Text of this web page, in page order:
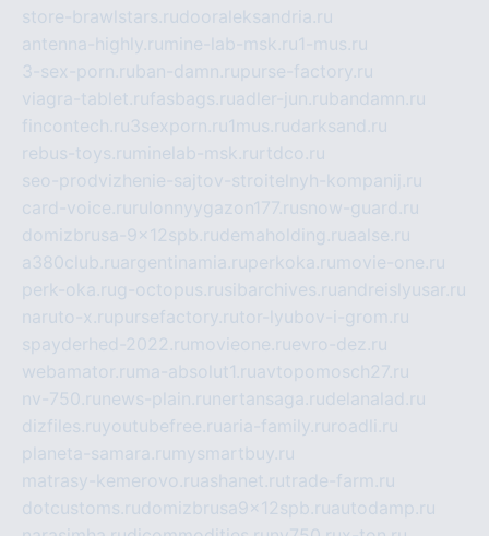
store-brawlstars.rudooraleksandria.ru
antenna-highly.ru mine-lab-msk.ru1-mus.ru
3-sex-porn.ruban-damn.rupurse-factory.ru
viagra-tablet.rufasbags.ruadler-jun.rubandamn.ru
fincontech.ru3sexporn.ru1mus.rudarksand.ru
rebus-toys.ru minelab-msk.ru rtdco.ru
seo-prodvizhenie-sajtov-stroitelnyh-kompanij.ru
card-voice.ru rulonnyygazon177.rusnow-guard.ru
domizbrusa-9x12spb.rudemaholding.ruaalse.ru
a380club.ruargentinamia.ruperkoka.ru movie-one.ru
perk-oka.rug-octopus.rusibarchives.ruandreislyusar.ru
naruto-x.rupursefactory.rutor-lyubov-i-grom.ru
spayderhed-2022.ru movieone.ruevro-dez.ru
webamator.ru ma-absolut1.ruavtopomosch27.ru
nv-750.ru news-plain.ru nertansaga.rudelanalad.ru
dizfiles.ruyoutubefree.ruaria-family.ru roadli.ru
planeta-samara.ru mysmartbuy.ru
matrasy-kemerovo.ruashanet.rutrade-farm.ru
dotcustoms.rudomizbrusa9x12spb.ruautodamp.ru